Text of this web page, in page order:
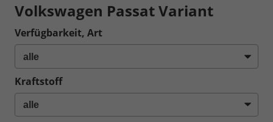
Volkswagen Passat Variant
Verfügbarkeit, Art
Kraftstoff